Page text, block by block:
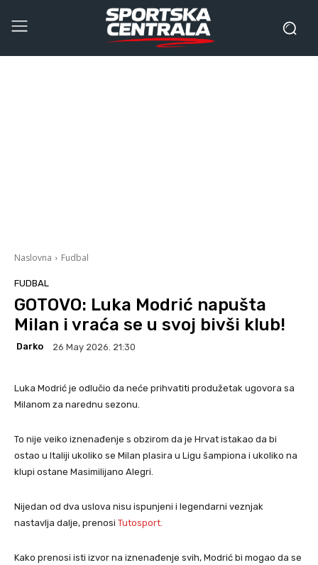
Naslovna Fudbal
FUDBAL
GOTOVO: Luka Modrić napušta
Milan i vraća se u svoj bivši klub!
Darko 26 May 2026. 21:30
Luka Modrić je odlučio da neće prihvatiti produžetak ugovora sa
Milanom za narednu sezonu.
To nije veiko iznenađenje s obzirom da je Hrvat istakao da bi
ostao u Italiji ukoliko se Milan plasira u Ligu šampiona i ukoliko na
klupi ostane Masimilijano Alegri.
Nijedan od dva uslova nisu ispunjeni i legendarni veznjak
nastavlja dalje, prenosi Tutosport.
Kako prenosi isti izvor na iznenađenje svih, Modrić bi mogao da se